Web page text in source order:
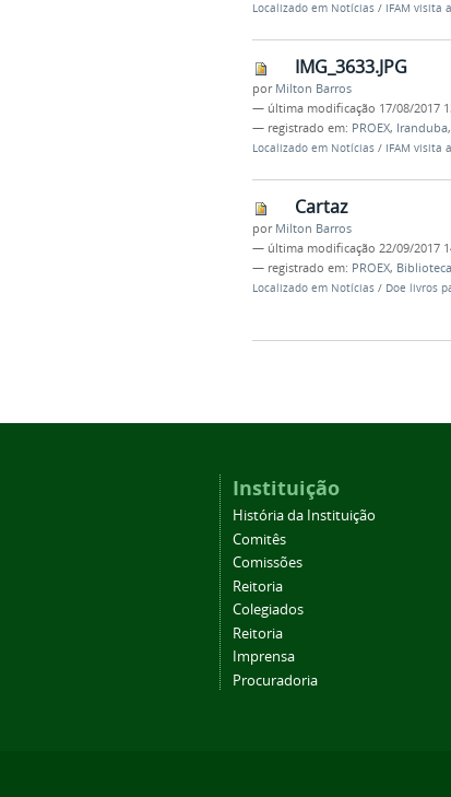
Localizado em Notícias / IFAM visita
IMG_3633.JPG
por Milton Barros
— última modificação 17/08/2017
— registrado em: PROEX, Iranduba,
Localizado em Notícias / IFAM visita
Cartaz
por Milton Barros
— última modificação 22/09/2017
— registrado em: PROEX,
Localizado em Notícias / Doe livros
Instituição
História da Instituição
Comitês
Comissões
Reitoria
Colegiados
Reitoria
Imprensa
Procuradoria